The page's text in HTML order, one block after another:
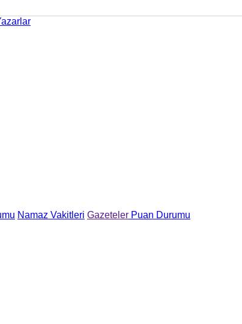
Namaz Vakitleri Gazeteler Puan Durumu